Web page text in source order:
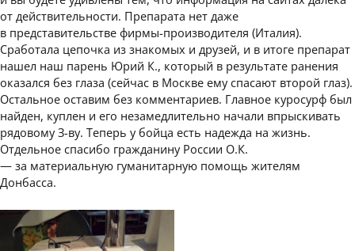
от действительности. Препарата нет даже
в представительстве фирмы-производителя (Италия).
Сработала цепочка из знакомых и друзей, и в итоге препарат
нашел наш парень Юрий К., который в результате ранения
оказался без глаза (сейчас в Москве ему спасают второй глаз).
Остальное оставим без комментариев. Главное куросурф был
найден, куплен и его незамедлительно начали впрыскивать
рядовому З-ву. Теперь у бойца есть надежда на жизнь.
Отдельное спасибо гражданину России О.К.
— за материальную гуманитарную помощь жителям
Донбасса.